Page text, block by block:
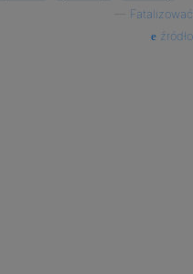
Fatalizować
źródło